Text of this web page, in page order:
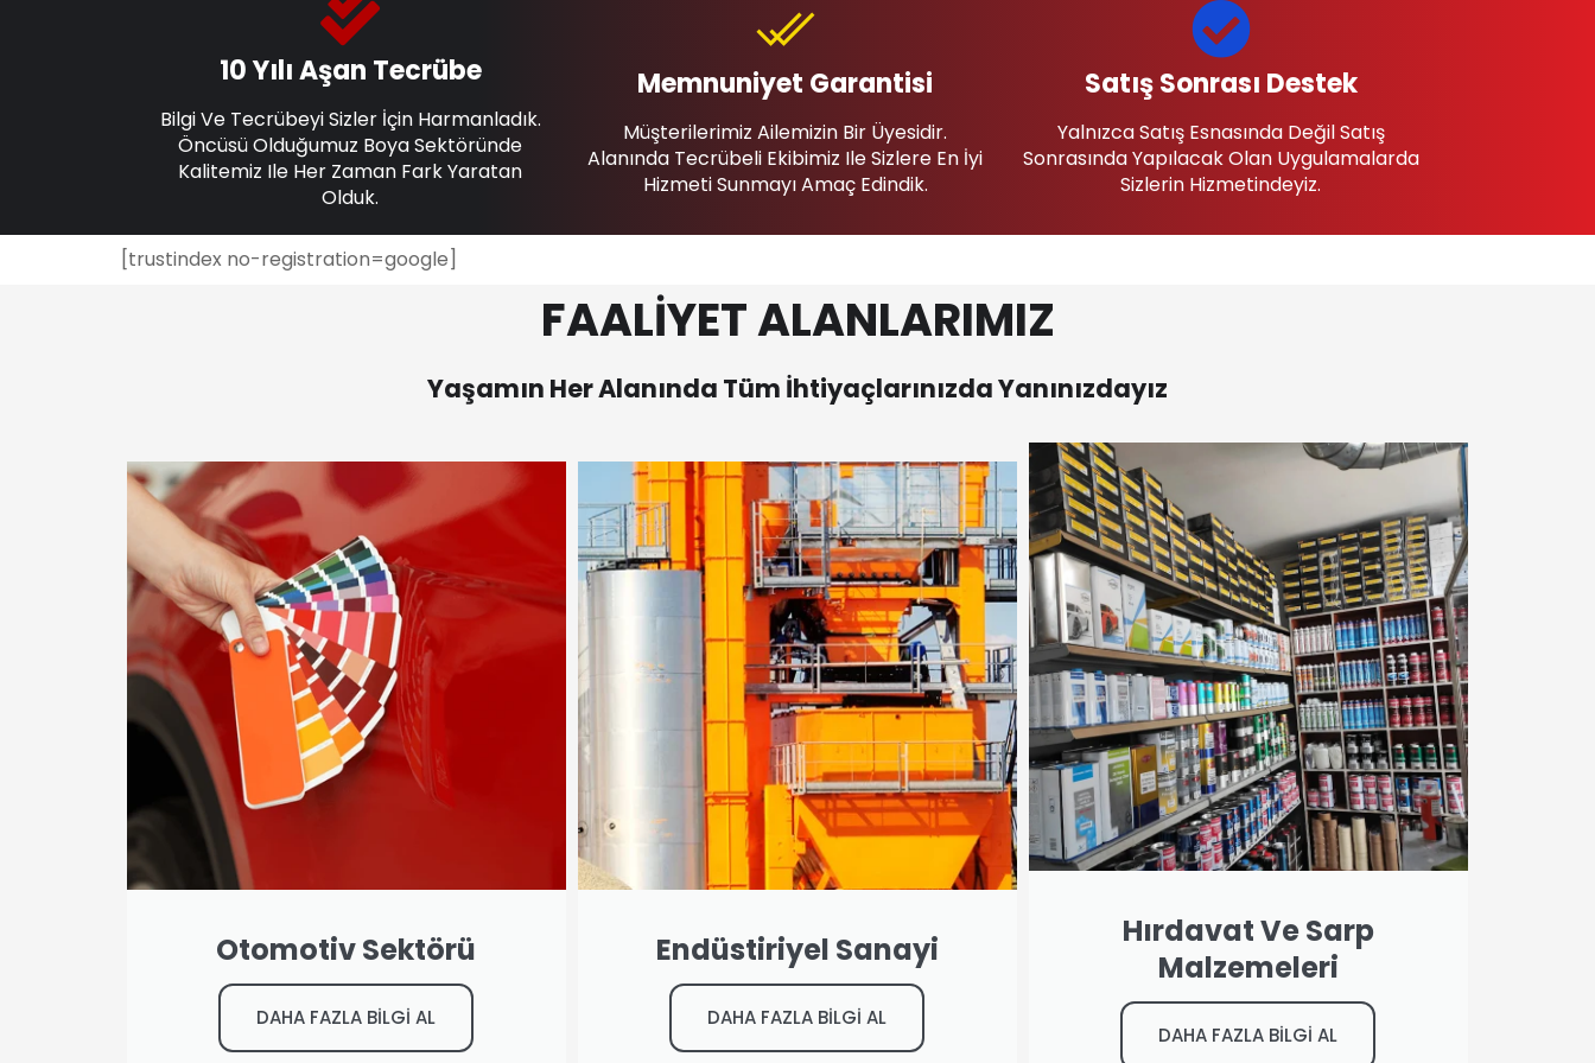
10 Yılı Aşan Tecrübe
Bilgi Ve Tecrübeyi Sizler İçin Harmanladık.
Öncüsü Olduğumuz Boya Sektöründe
Kalitemiz Ile Her Zaman Fark Yaratan
Olduk.
Memnuniyet Garantisi
Müşterilerimiz Ailemizin Bir Üyesidir.
Alanında Tecrübeli Ekibimiz Ile Sizlere En İyi
Hizmeti Sunmayı Amaç Edindik.
Satış Sonrası Destek
Yalnızca Satış Esnasında Değil Satış
Sonrasında Yapılacak Olan Uygulamalarda
Sizlerin Hizmetindeyiz.
[trustindex no-registration=google]
FAALİYET ALANLARIMIZ
Yaşamın Her Alanında Tüm İhtiyaçlarınızda Yanınızdayız
Otomotiv Sektörü
DAHA FAZLA BİLGİ AL
Endüstiriyel Sanayi
DAHA FAZLA BİLGİ AL
Hırdavat Ve Sarp
Malzemeleri
DAHA FAZLA BİLGİ AL